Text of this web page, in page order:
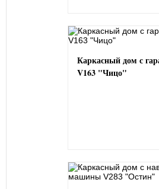
Каркасный дом с
V163 "Чицо"